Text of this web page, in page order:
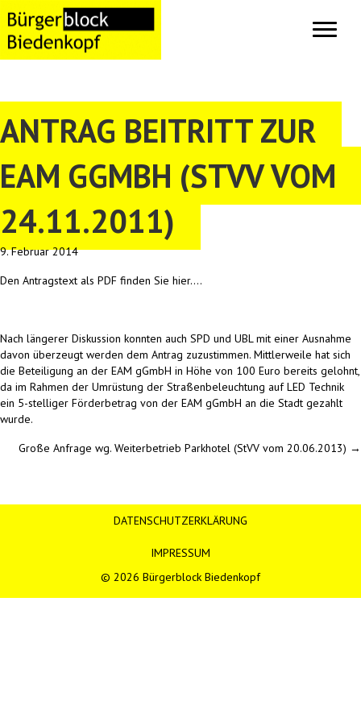
ANTRAG BEITRITT ZUR
EAM GGMBH (STVV VOM
24.11.2011)
9. Februar 2014
Den Antragstext als PDF finden Sie hier….
Nach längerer Diskussion konnten auch SPD und UBL mit einer Ausnahme
davon überzeugt werden dem Antrag zuzustimmen. Mittlerweile hat sich
die Beteiligung an der EAM gGmbH in Höhe von 100 Euro bereits gelohnt,
da im Rahmen der Umrüstung der Straßenbeleuchtung auf LED Technik
ein 5-stelliger Förderbetrag von der EAM gGmbH an die Stadt gezahlt
wurde.
Posts
Große Anfrage wg. Weiterbetrieb Parkhotel (StVV vom 20.06.2013) →
© 2026 Bürgerblock Biedenkopf
DATENSCHUTZERKLÄRUNG
IMPRESSUM